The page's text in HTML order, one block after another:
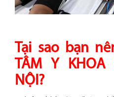
Tại sao bạn
TÂM Y
NỘI?